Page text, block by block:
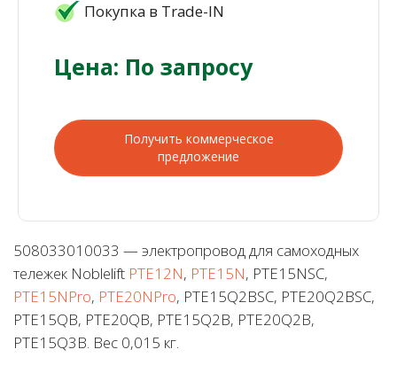
Покупка в Trade-IN
Цена: По запросу
Получить коммерческое
предложение
508033010033 — электропровод для самоходных
тележек Noblelift PTE12N, PTE15N, PTE15NSC,
PTE15NPro, PTE20NPro, PTE15Q2BSC, PTE20Q2BSC,
PTE15QB, PTE20QB, PTE15Q2B, PTE20Q2B,
PTE15Q3B. Вес 0,015 кг.